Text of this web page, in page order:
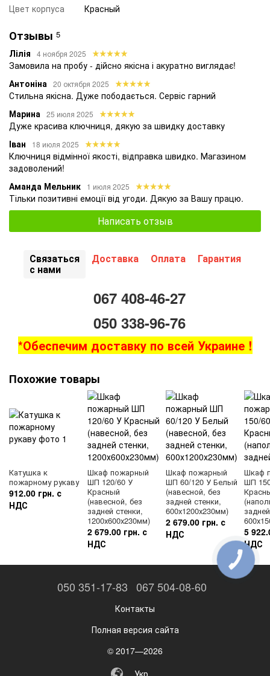
Цвет корпуса
Красный
Отзывы 5
Лілія 4 ноября 2025
Замовила на пробу - дійсно якісна і акуратно виглядає!
Антоніна 20 октября 2025
Стильна якісна. Дуже пободається. Сервіс гарний
Марина 25 июля 2025
Дуже красива ключниця, дякую за швидку доставку
Іван
18 июля 2025
Ключниця відмінної якості, відправка швидко. Магазином
задоволений!
Аманда Мельник
1 июля 2025
Тільки позитивні емоції від угоди. Дякую за Вашу працю.
Написать отзыв
Связаться
с нами
Доставка Оплата Гарантия
067 408-46-27
050 338-96-76
*Обеспечим доставку по всей Украине !
Похожие товары
Катушка к
пожарному рукаву
912.00 грн. с
НДС
Шкаф пожарный
ШП 120/60 У
Красный
(навесной, без
задней стенки,
1200х600х230мм)
2 679.00 грн. с
НДС
Шкаф пожарный
ШП 60/120 У Белый
(навесной, без
задней стенки,
600х1200х230мм)
2 679.00 грн. с
НДС
Шкаф
ШП
5
НДС
050 351-17-83 067 504-08-60
Контакты
Полная версия сайта
© 2017—2026
КНОПКА
ЗВ'ЯЗКУ